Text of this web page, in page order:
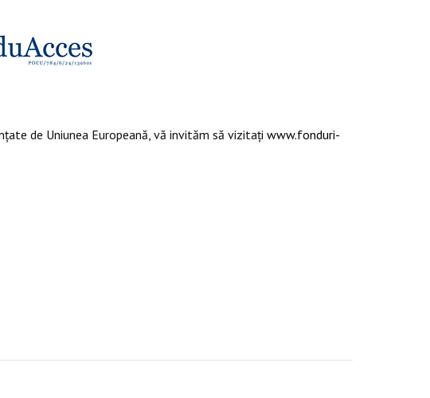
de Uniunea Europeană, vă invităm să vizitaţi www.fonduri-